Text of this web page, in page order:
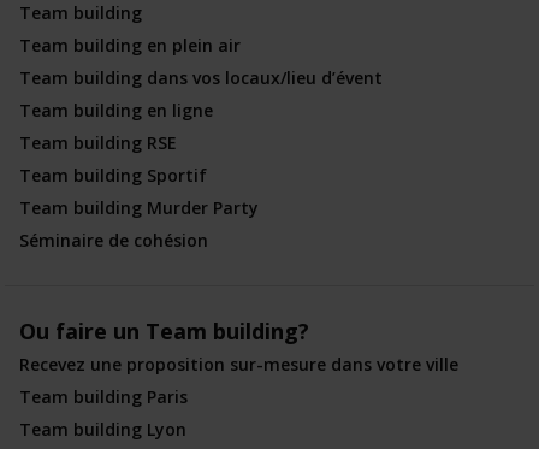
Team building
Team building en plein air
Team building dans vos locaux/lieu d’évent
Team building en ligne
Team building RSE
Team building Sportif
Team building Murder Party
Séminaire de cohésion
Ou faire un Team building?
Recevez une proposition sur-mesure dans votre ville
Team building Paris
Team building Lyon